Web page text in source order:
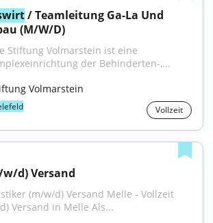
/ Teamleitung Ga-La Und
(M/W/D)
Stiftung Volmarstein ist eine
der Behinderten-,...
Volmarstein
Vollzeit
d) Versand
(m/w/d) Versand Melle - Vollzeit
Versand in Melle Als...